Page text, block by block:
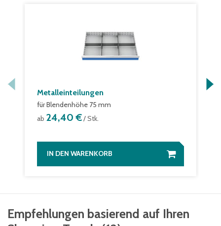
Metalleinteilungen
für Blendenhöhe 75 mm
ab 24,40 €/ Stk.
IN DEN WARENKORB
Empfehlungen basierend auf Ihren